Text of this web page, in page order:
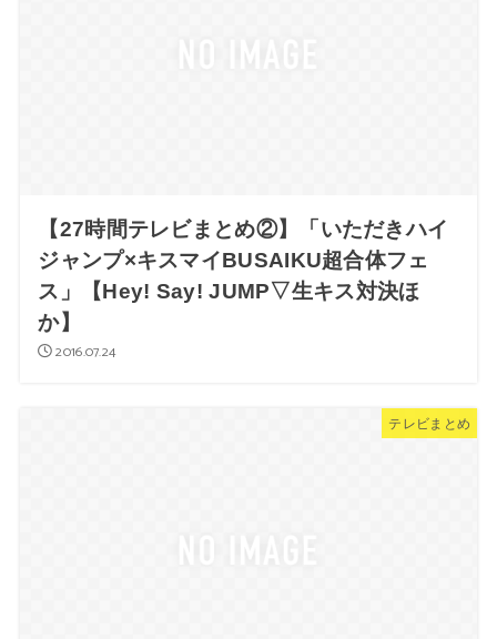
【27時間テレビまとめ②】「いただきハイ
ジャンプ×キスマイBUSAIKU超合体フェ
ス」【Hey! Say! JUMP▽生キス対決ほ
か】
2016.07.24
テレビまとめ